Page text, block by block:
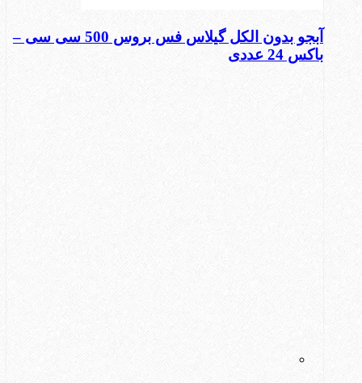
آبجو بدون الکل گیلاس فس بروس 500 سی سی –
باکس 24 عددی